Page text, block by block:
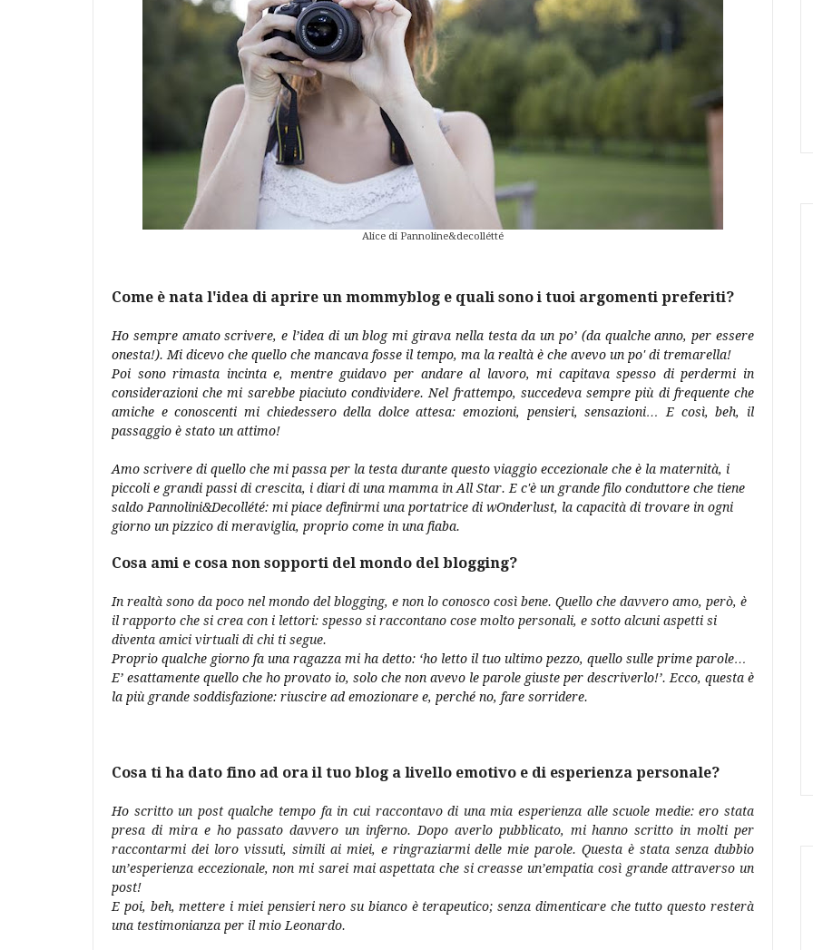
Alice di Pannoline&decollétté
Come è nata l'idea di aprire un mommyblog e quali sono i tuoi argomenti preferiti?
Ho sempre amato scrivere, e l’idea di un blog mi girava nella testa da un po’ (da qualche anno, per essere
onesta!). Mi dicevo che quello che mancava fosse il tempo, ma la realtà è che avevo un po' di tremarella!
Poi sono rimasta incinta e, mentre guidavo per andare al lavoro, mi capitava spesso di perdermi in
considerazioni che mi sarebbe piaciuto condividere. Nel frattempo, succedeva sempre più di frequente che
amiche e conoscenti mi chiedessero della dolce attesa: emozioni, pensieri, sensazioni… E così, beh, il
passaggio è stato un attimo!
Amo scrivere di quello che mi passa per la testa durante questo viaggio eccezionale che è la maternità, i
piccoli e grandi passi di crescita, i diari di una mamma in All Star. E c'è un grande filo conduttore che tiene
saldo Pannolini&Decollété: mi piace definirmi una portatrice di wOnderlust, la capacità di trovare in ogni
giorno un pizzico di meraviglia, proprio come in una fiaba.
Cosa ami e cosa non sopporti del mondo del blogging?
In realtà sono da poco nel mondo del blogging, e non lo conosco così bene. Quello che davvero amo, però, è
il rapporto che si crea con i lettori: spesso si raccontano cose molto personali, e sotto alcuni aspetti si
diventa amici virtuali di chi ti segue.
Proprio qualche giorno fa una ragazza mi ha detto: ‘ho letto il tuo ultimo pezzo, quello sulle prime parole…
E’ esattamente quello che ho provato io, solo che non avevo le parole giuste per descriverlo!’. Ecco, questa è
la più grande soddisfazione: riuscire ad emozionare e, perché no, fare sorridere.
Cosa ti ha dato fino ad ora il tuo blog a livello emotivo e di esperienza personale?
Ho scritto un post qualche tempo fa in cui raccontavo di una mia esperienza alle scuole medie: ero stata
presa di mira e ho passato davvero un inferno. Dopo averlo pubblicato, mi hanno scritto in molti per
raccontarmi dei loro vissuti, simili ai miei, e ringraziarmi delle mie parole. Questa è stata senza dubbio
un’esperienza eccezionale, non mi sarei mai aspettata che si creasse un’empatia così grande attraverso un
post!
E poi, beh, mettere i miei pensieri nero su bianco è terapeutico; senza dimenticare che tutto questo resterà
una testimonianza per il mio Leonardo.